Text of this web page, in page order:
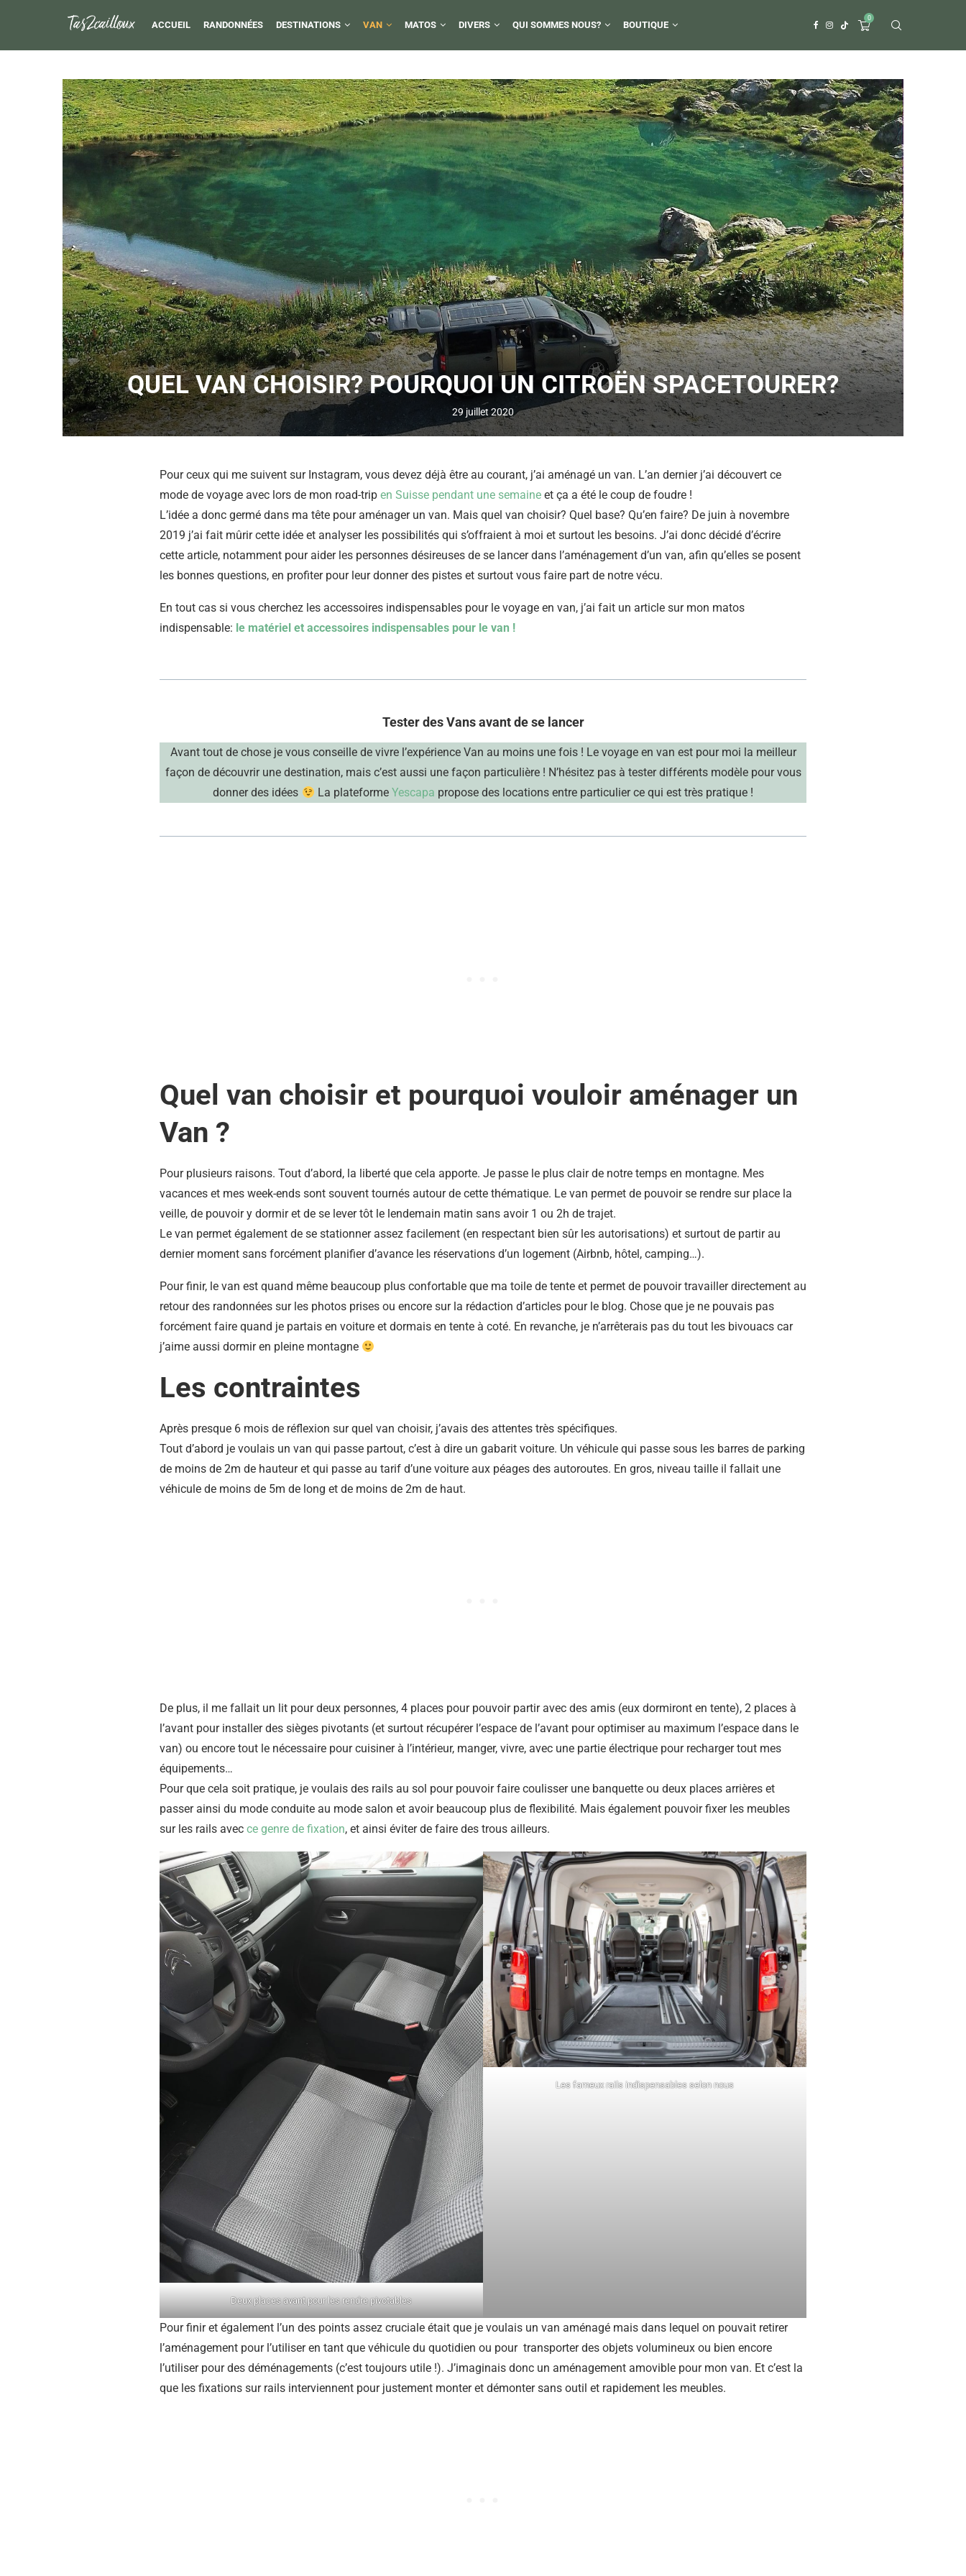
ACCUEIL RANDONNÉES DESTINATIONS VAN MATOS DIVERS QUI SOMMES NOUS? BOUTIQUE
0
QUEL VAN CHOISIR? POURQUOI UN CITROËN SPACETOURER?
29 juillet 2020
Pour ceux qui me suivent sur Instagram, vous devez déjà être au courant, j’ai aménagé un van. L’an dernier j’ai découvert ce
mode de voyage avec lors de mon road-trip en Suisse pendant une semaine et ça a été le coup de foudre !
L’idée a donc germé dans ma tête pour aménager un van. Mais quel van choisir? Quel base? Qu’en faire? De juin à novembre
2019 j’ai fait mûrir cette idée et analyser les possibilités qui s’offraient à moi et surtout les besoins. J’ai donc décidé d’écrire
cette article, notamment pour aider les personnes désireuses de se lancer dans l’aménagement d’un van, afin qu’elles se posent
les bonnes questions, en profiter pour leur donner des pistes et surtout vous faire part de notre vécu.
En tout cas si vous cherchez les accessoires indispensables pour le voyage en van, j’ai fait un article sur mon matos
indispensable: le matériel et accessoires indispensables pour le van !
Tester des Vans avant de se lancer
Avant tout de chose je vous conseille de vivre l’expérience Van au moins une fois ! Le voyage en van est pour moi la meilleur
façon de découvrir une destination, mais c’est aussi une façon particulière ! N’hésitez pas à tester différents modèle pour vous
donner des idées
La plateforme Yescapa propose des locations entre particulier ce qui est très pratique !
Quel van choisir et pourquoi vouloir aménager un
Van ?
Pour plusieurs raisons. Tout d’abord, la liberté que cela apporte. Je passe le plus clair de notre temps en montagne. Mes
vacances et mes week-ends sont souvent tournés autour de cette thématique. Le van permet de pouvoir se rendre sur place la
veille, de pouvoir y dormir et de se lever tôt le lendemain matin sans avoir 1 ou 2h de trajet.
Le van permet également de se stationner assez facilement (en respectant bien sûr les autorisations) et surtout de partir au
dernier moment sans forcément planifier d’avance les réservations d’un logement (Airbnb, hôtel, camping…).
Pour finir, le van est quand même beaucoup plus confortable que ma toile de tente et permet de pouvoir travailler directement au
retour des randonnées sur les photos prises ou encore sur la rédaction d’articles pour le blog. Chose que je ne pouvais pas
forcément faire quand je partais en voiture et dormais en tente à coté. En revanche, je n’arrêterais pas du tout les bivouacs car
j’aime aussi dormir en pleine montagne
Les contraintes
Après presque 6 mois de réflexion sur quel van choisir, j’avais des attentes très spécifiques.
Tout d’abord je voulais un van qui passe partout, c’est à dire un gabarit voiture. Un véhicule qui passe sous les barres de parking
de moins de 2m de hauteur et qui passe au tarif d’une voiture aux péages des autoroutes. En gros, niveau taille il fallait une
véhicule de moins de 5m de long et de moins de 2m de haut.
De plus, il me fallait un lit pour deux personnes, 4 places pour pouvoir partir avec des amis (eux dormiront en tente), 2 places à
l’avant pour installer des sièges pivotants (et surtout récupérer l’espace de l’avant pour optimiser au maximum l’espace dans le
van) ou encore tout le nécessaire pour cuisiner à l’intérieur, manger, vivre, avec une partie électrique pour recharger tout mes
équipements…
Pour que cela soit pratique, je voulais des rails au sol pour pouvoir faire coulisser une banquette ou deux places arrières et
passer ainsi du mode conduite au mode salon et avoir beaucoup plus de flexibilité. Mais également pouvoir fixer les meubles
sur les rails avec ce genre de fixation, et ainsi éviter de faire des trous ailleurs.
Deux places avant pour les rendre pivotables
Les fameux rails indispensables selon nous
Pour finir et également l’un des points assez cruciale était que je voulais un van aménagé mais dans lequel on pouvait retirer
l’aménagement pour l’utiliser en tant que véhicule du quotidien ou pour transporter des objets volumineux ou bien encore
l’utiliser pour des déménagements (c’est toujours utile !). J’imaginais donc un aménagement amovible pour mon van. Et c’est la
que les fixations sur rails interviennent pour justement monter et démonter sans outil et rapidement les meubles.